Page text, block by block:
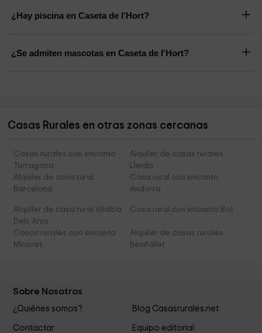
¿Hay piscina en Caseta de l'Hort?
¿Se admiten mascotas en Caseta de l'Hort?
Casas Rurales en otras zonas cercanas
Casas rurales con encanto
Tarragona
Alquiler de casas rurales
Lleida
Alquiler de casa rural
Barcelona
Casa rural con encanto
Andorra
Alquiler de casa rural Vilalba
Dels Arcs
Casa rural con encanto Bot
Casas rurales con encanto
Miravet
Alquiler de casas rurales
Benifallet
Sobre Nosotros
¿Quiénes somos? Blog Casasrurales.net
Contactar
Equipo editorial